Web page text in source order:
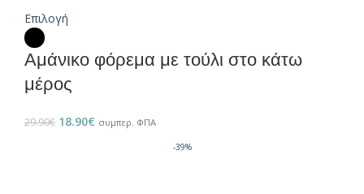
Επιλογή
Αμάνικο φόρεμα με τούλι στο κάτω
μέρος
29.90€ 18.90€ συμπερ. ΦΠΑ
-39%